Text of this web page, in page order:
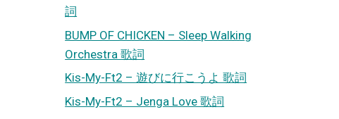
詞
BUMP OF CHICKEN – Sleep Walking
Orchestra 歌詞
Kis-My-Ft2 – 遊びに行こうよ 歌詞
Kis-My-Ft2 – Jenga Love 歌詞